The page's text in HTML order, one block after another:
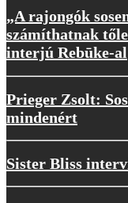
„A rajongók
számíthatnak
interjú Rebūke-al
Prieger Zsolt:
mindenért
Sister Bliss